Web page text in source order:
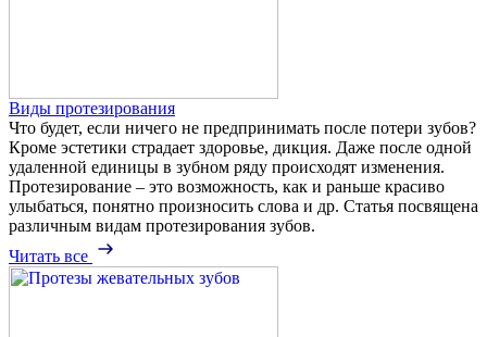
Виды протезирования
Что будет, если ничего не предпринимать после потери зубов?
Кроме эстетики страдает здоровье, дикция. Даже после одной
удаленной единицы в зубном ряду происходят изменения.
Протезирование – это возможность, как и раньше красиво
улыбаться, понятно произносить слова и др. Статья посвящена
различным видам протезирования зубов.
Читать все